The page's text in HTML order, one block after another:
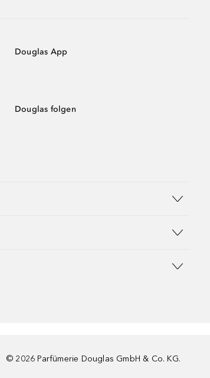
Douglas App
Douglas folgen
© 2026 Parfümerie Douglas GmbH & Co. KG.